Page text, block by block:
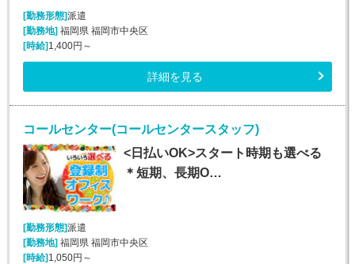
[勤務形態]派遣
[勤務地]福岡県 福岡市中央区
[時給]1,400円～
詳細を見る
コールセンター(コールセンタースタッフ)
<日払いOK>スタート時期も選べる
＊短期、長期O…
[勤務形態]派遣
[勤務地]福岡県 福岡市中央区
[時給]1,050円～